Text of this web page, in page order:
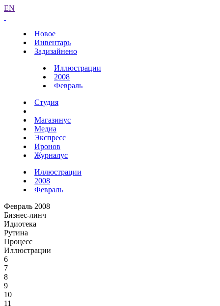
EN
Новое
Инвентарь
Задизайнено
Иллюстрации
2008
Февраль
Студия
Магазинус
Медиа
Экспресс
Иронов
Журналус
Иллюстрации
2008
Февраль
Февраль 2008
Бизнес-линч
Идиотека
Рутина
Процесс
Иллюстрации
6
7
8
9
10
11